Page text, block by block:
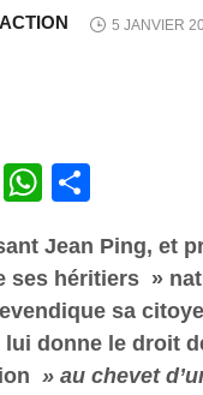
5 JANVIER
PinterestWhatsApp
Jean Ping, et
ses héritiers »
sa
donne le droit
» au chevet